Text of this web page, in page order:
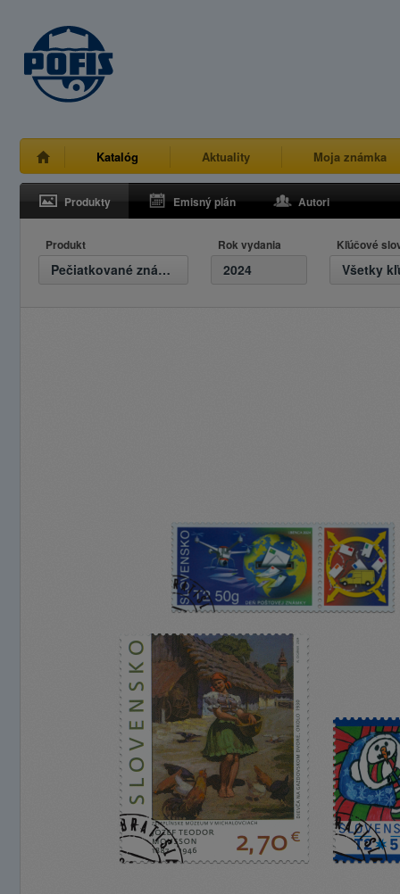
Katalóg Aktuality Moja známka
Produkty Emisný plán Autori
Produkt
Pečiatkované známky
Rok vydania
2024
Kľúčové